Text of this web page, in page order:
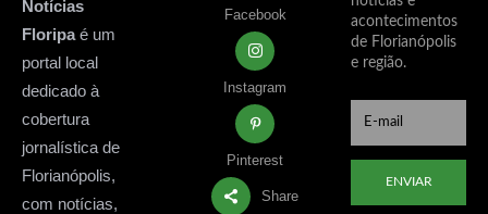
Notícias
Floripaé um
portal local
dedicado à
cobertura
jornalística de
Florianópolis,
com notícias,
Facebook
Instagram
Pinterest
Share
acontecimentos
de Florianópolis
e região.
ENVIAR